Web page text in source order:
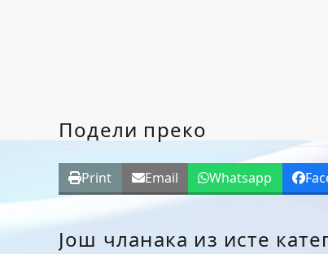
Подели преко
Print Email Whatsapp
Још чланака из исте